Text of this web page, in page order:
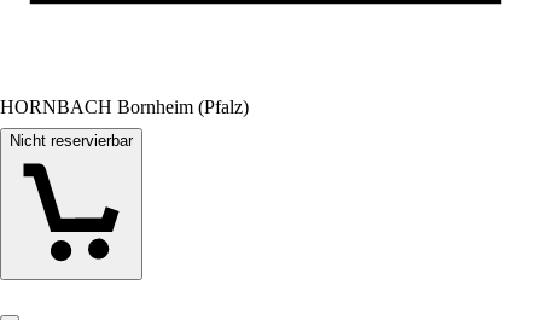
HORNBACH Bornheim (Pfalz)
Nicht reservierbar